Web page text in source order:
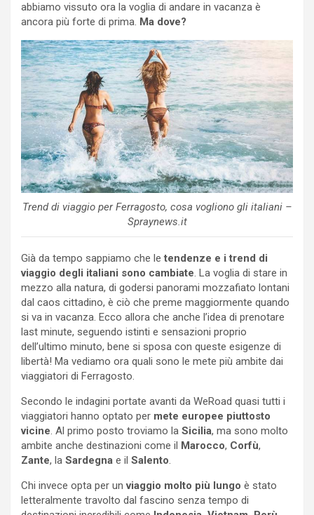
abbiamo vissuto ora la voglia di andare in vacanza è
ancora più forte di prima. Ma dove?
Trend di viaggio per Ferragosto, cosa vogliono gli italiani –
Spraynews.it
Già da tempo sappiamo che letendenze e i trend di
viaggio degli italiani sono cambiate. La voglia di stare in
mezzo alla natura, di godersi panorami mozzafiato lontani
dal caos cittadino, è ciò che preme maggiormente quando
si va in vacanza. Ecco allora che anche l’idea di prenotare
last minute, seguendo istinti e sensazioni proprio
dell’ultimo minuto, bene si sposa con queste esigenze di
libertà! Ma vediamo ora quali sono le mete più ambite dai
viaggiatori di Ferragosto.
Secondo le indagini portate avanti da WeRoad quasi tutti i
viaggiatori hanno optato per mete europee piuttosto
vicine. Al primo posto troviamo la Sicilia, ma sono molto
ambite anche destinazioni come il
Marocco, Corfù,
Zante, la Sardegna e il Salento.
Chi invece opta per un viaggio molto più lungo è stato
letteralmente travolto dal fascino senza tempo di